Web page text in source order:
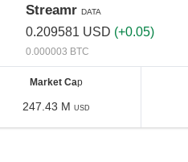
Streamr DATA
0.209581 USD (+0.05)
0.000003 BTC
Market Cap
247.43 M USD